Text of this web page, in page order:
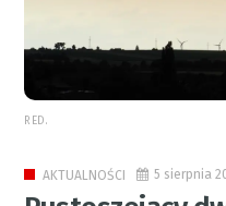
RED.
AKTUALNOŚCI 5 sierpnia